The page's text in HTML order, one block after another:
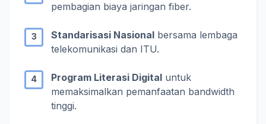
pembagian biaya jaringan fiber.
Standarisasi Nasional bersama lembaga
telekomunikasi dan ITU.
Program Literasi Digital untuk
memaksimalkan pemanfaatan bandwidth
tinggi.